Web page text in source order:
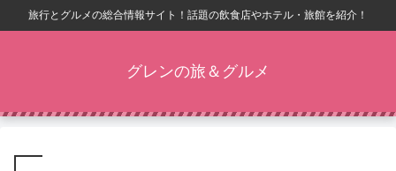
旅行とグルメの総合情報サイト！話題の飲食店やホテル・旅館を紹介！
グレンの旅＆グルメ